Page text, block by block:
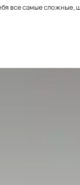
все самые